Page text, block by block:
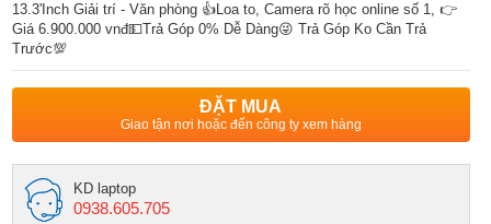
13.3'Inch Giải trí - Văn phòng 👍Loa to, Camera rõ học online số 1, 👉
Giá 6.900.000 vnđ💵Trả Góp 0% Dễ Dàng😜 Trả Góp Ko Cần Trả
Trước💯
ĐẶT MUA
Giao tận nơi hoặc đến công ty xem hàng
KD laptop
0938.605.705